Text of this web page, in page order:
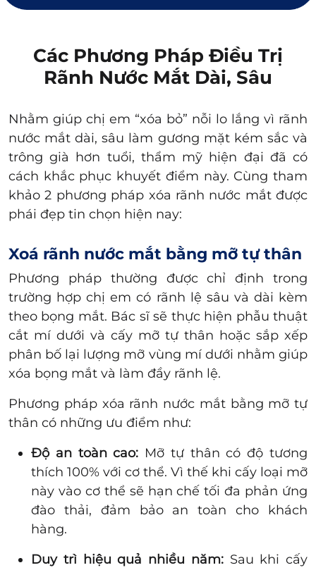
Các Phương Pháp Điều Trị
Rãnh Nước Mắt Dài, Sâu
Nhằm giúp chị em “xóa bỏ” nỗi lo lắng vì rãnh
nước mắt dài, sâu làm gương mặt kém sắc và
trông già hơn tuổi, thẩm mỹ hiện đại đã có
cách khắc phục khuyết điểm này. Cùng tham
khảo 2 phương pháp xóa rãnh nước mắt được
phái đẹp tin chọn hiện nay:
Xoá rãnh nước mắt bằng mỡ tự thân
Phương pháp thường được chỉ định trong
trường hợp chị em có rãnh lệ sâu và dài kèm
theo bọng mắt. Bác sĩ sẽ thực hiện phẫu thuật
cắt mí dưới và cấy mỡ tự thân hoặc sắp xếp
phân bố lại lượng mỡ vùng mí dưới nhằm giúp
xóa bọng mắt và làm đầy rãnh lệ.
Phương pháp xóa rãnh nước mắt bằng mỡ tự
thân có những ưu điểm như:
Độ an toàn cao: Mỡ tự thân có độ tương
thích 100% với cơ thể. Vì thế khi cấy loại mỡ
này vào cơ thể sẽ hạn chế tối đa phản ứng
đào thải, đảm bảo an toàn cho khách
hàng.
Duy trì hiệu quả nhiều năm:Sau khi cấy